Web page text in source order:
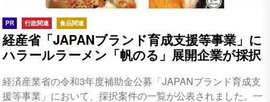
PR 行政関連 食品関連
経産省「JAPANブランド育成支援等事業」に
ハラールラーメン「帆のる」展開企業が採択
経済産業省の令和3年度補助金公募「JAPANブランド育成支
援等事業」において、採択案件の一覧が公表されました。一